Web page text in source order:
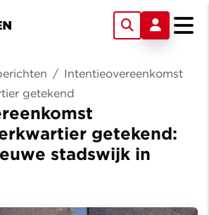
/ Intentieovereenkomst
getekend
getekend:
stadswijk in